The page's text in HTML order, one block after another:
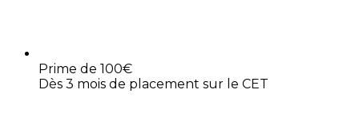
Prime de 100€
Dès 3 mois de placement sur le CET